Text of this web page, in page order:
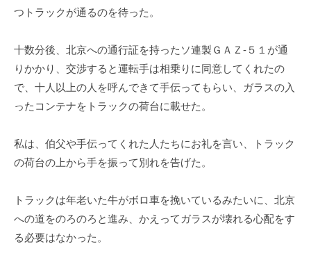
つトラックが通るのを待った。
十数分後、北京への通行証を持ったソ連製ＧＡＺ-５１が通
りかかり、交渉すると運転手は相乗りに同意してくれたの
で、十人以上の人を呼んできて手伝ってもらい、ガラスの入
ったコンテナをトラックの荷台に載せた。
私は、伯父や手伝ってくれた人たちにお礼を言い、トラック
の荷台の上から手を振って別れを告げた。
トラックは年老いた牛がボロ車を挽いているみたいに、北京
への道をのろのろと進み、かえってガラスが壊れる心配をす
る必要はなかった。